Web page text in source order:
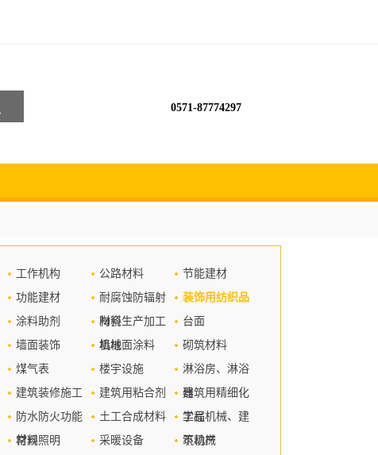
0571-87774297
工作机构 公路材料
节能建材
功能建材
耐腐蚀防辐射
材料
装饰用纺织品
涂料助剂
陶瓷生产加工
机械
台面
墙面装饰 墙地面涂料
砌筑材料
煤气表 楼宇设施
淋浴房、淋浴
器
建筑装修施工 建筑用粘合剂
建筑用精细化
学品
防水防火功能
材料
土工合成材料
工程机械、建
筑机械
常规照明 采暖设备
不动产